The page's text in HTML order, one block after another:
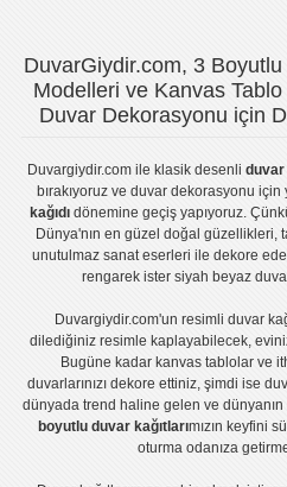
DuvarGiydir.com, 3 Boyutlu
Modelleri ve Kanvas
Duvar Dekorasyonu için
Duvargiydir.comile klasik desenli duvar
bırakıyoruz veduvar dekorasyonu için
kağıdıdönemine geçiş yapıyoruz.
Dünya'nın en güzel doğal güzellikleri,
unutulmaz sanat eserleri ile dekore
rengarek ister siyah beyaz
Duvargiydir.com'unresimli duvar
dilediğiniz resimle kaplayabilecek,
Bugüne kadar kanvas tablo lar ve
duvarlarınızı dekore ettiniz, şimdi ise
dünyada trend haline gelen ve
boyutlu duvar kağıtlarımızın keyfini
oturma odanıza